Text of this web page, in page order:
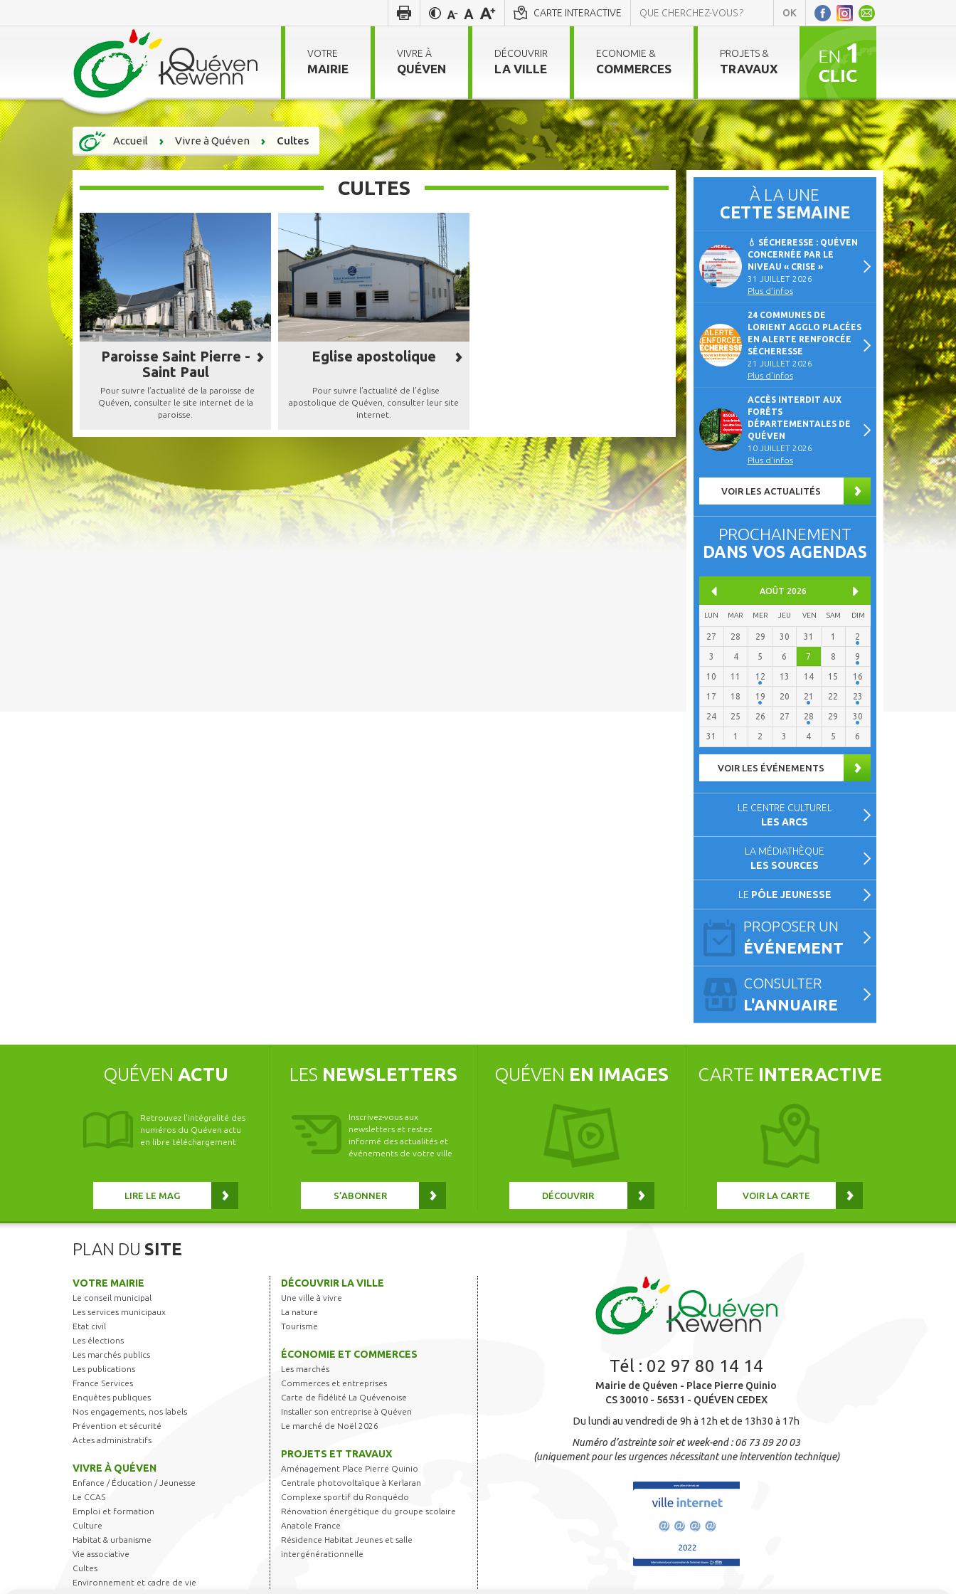
CARTE INTERACTIVE
VOTRE
MAIRIE
VIVRE À
QUÉVEN
DÉCOUVRIR
LA VILLE
ECONOMIE &
COMMERCES
PROJETS &
TRAVAUX
Accueil Vivre à Quéven Cultes
À LA UNE
CETTE SEMAINE
💧 SÉCHERESSE : QUÉVEN
CONCERNÉE PAR LE
NIVEAU « CRISE »
31 JUILLET 2026
Plus d'infos
24 COMMUNES DE
LORIENT AGGLO PLACÉES
EN ALERTE RENFORCÉE
SÉCHERESSE
21 JUILLET 2026
Plus d'infos
ACCÈS INTERDIT AUX
FORÊTS
DÉPARTEMENTALES DE
QUÉVEN
10 JUILLET 2026
Plus d'infos
VOIR LES ACTUALITÉS
PROCHAINEMENT
DANS VOS AGENDAS
AOÛT 2026
LUN MAR MER JEU VEN SAM DIM
27 28 29 30 31 1 2
3 4 5 6 7 8 9
10 11 12 13 14 15 16
17 18 19 20 21 22 23
24 25 26 27 28 29 30
31 1 2 3 4 5 6
VOIR LES ÉVÉNEMENTS
LE CENTRE CULTUREL
LES ARCS
LA MÉDIATHÈQUE
LES SOURCES
LE PÔLE JEUNESSE
PROPOSER UN
ÉVÉNEMENT
CONSULTER
L'ANNUAIRE
CULTES
Paroisse Saint Pierre -
Saint Paul
Pour suivre l’actualité de la paroisse de
Quéven, consulter le site internet de la
paroisse.
Eglise apostolique
Pour suivre l’actualité de l’église
apostolique de Quéven, consulter leur site
internet.
QUÉVEN ACTU
Retrouvez l’intégralité des
numéros du Quéven actu
en libre téléchargement
LIRE LE MAG
LES NEWSLETTERS
Inscrivez-vous aux
newsletters et restez
informé des actualités et
événements de votre ville
S’ABONNER
QUÉVEN EN IMAGES
DÉCOUVRIR
CARTE INTERACTIVE
VOIR LA CARTE
PLAN DU SITE
VOTRE MAIRIE
Le conseil municipal
Les services municipaux
Etat civil
Les élections
Les marchés publics
Les publications
France Services
Enquêtes publiques
Nos engagements, nos labels
Prévention et sécurité
Actes administratifs
VIVRE À QUÉVEN
Enfance / Éducation / Jeunesse
Le CCAS
Emploi et formation
Culture
Habitat & urbanisme
Vie associative
Cultes
Environnement et cadre de vie
DÉCOUVRIR LA VILLE
Une ville à vivre
La nature
Tourisme
ÉCONOMIE ET COMMERCES
Les marchés
Commerces et entreprises
Carte de fidélité La Quévenoise
Installer son entreprise à Quéven
Le marché de Noël 2026
PROJETS ET TRAVAUX
Aménagement Place Pierre Quinio
Centrale photovoltaïque à Kerlaran
Complexe sportif du Ronquédo
Rénovation énergétique du groupe scolaire
Anatole France
Résidence Habitat Jeunes et salle
intergénérationnelle
Tél : 02 97 80 14 14
Mairie de Quéven - Place Pierre Quinio
CS 30010 - 56531 - QUÉVEN CEDEX
Du lundi au vendredi de 9h à 12h et de 13h30 à 17h
Numéro d’astreinte soir et week-end : 06 73 89 20 03
(uniquement pour les urgences nécessitant une intervention technique)